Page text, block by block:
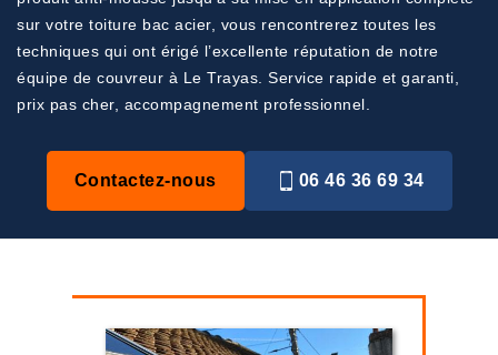
sur votre toiture bac acier, vous rencontrerez toutes les
techniques qui ont érigé l’excellente réputation de notre
équipe de couvreur à Le Trayas. Service rapide et garanti,
prix pas cher, accompagnement professionnel.
Contactez-nous 06 46 36 69 34